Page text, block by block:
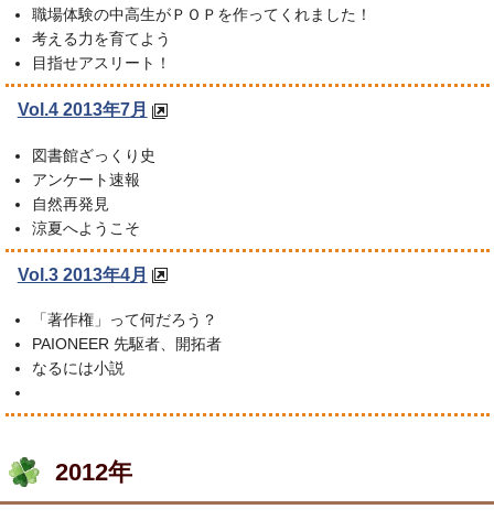
職場体験の中高生がＰＯＰを作ってくれました！
考える力を育てよう
目指せアスリート！
Vol.4 2013年7月
図書館ざっくり史
アンケート速報
自然再発見
涼夏へようこそ
Vol.3 2013年4月
「著作権」って何だろう？
PAIONEER 先駆者、開拓者
なるには小説
2012年